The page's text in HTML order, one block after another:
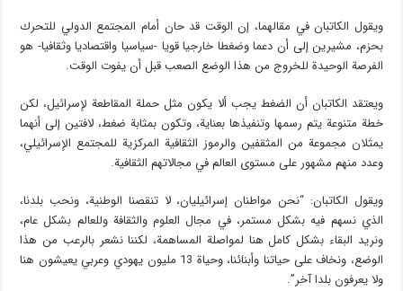
ويقول الكاتبان في مقالهما، إن الوقت قد حان أمام المجتمع الدولي للتحرك
بحزم، مشيرين إلى أن دعما وضغطا خارجيا قويا -سياسيا واقتصاديا وثقافيا- هو
الفرصة الوحيدة للخروج من هذا الوضع الصعب قبل أن يفوت الوقت.
ويعتقد الكاتبان أن الضغط يجب ألا يكون مثل حملة المقاطعة لإسرائيل، لكن
خطة متنوعة يتم رسمها وتنفيذها بعناية، وتكون بمثابة ضغط، لافتين إلى أنهما
يمثلان مجموعة من المثقفين والرموز الثقافية المركزية للمجتمع الإسرائيلي،
وعدد منهم مشهور على مستوى العالم في مجالاتهم الثقافية.
ويقول الكاتبان: “نحن مواطنان إسرائيليان، لا تنقصنا الوطنية، ونحب بلدنا،
الذي نسهم فيه بشكل مستمر، في مجال العلوم والثقافة وللعالم بشكل عام،
ونريد البقاء بشكل كامل هنا لمواصلة المساهمة، لكننا نشعر بالرعب من هذا
الوضع، ونخاف على حياتنا وأبنائنا، وحياة 13 مليون يهودي وعربي يعيشون هنا
ولا يعرفون بلدا آخر”.